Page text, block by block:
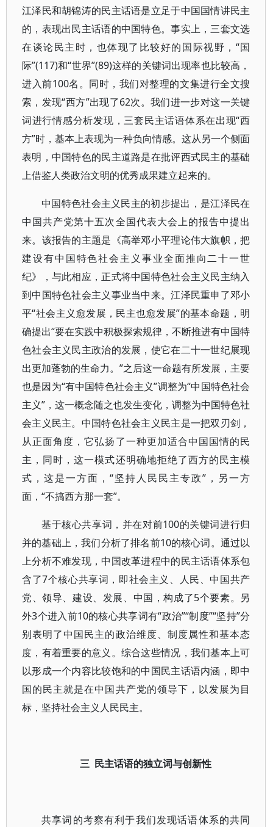
江泽民和胡锦涛的民主话语是立足于中国国情讲民主
的，表现出民主话语的中国特色。事实上，三套文选
在谈论民主时，也体现了比较好的国际视野，“国
际”(117)和“世界”(89)这样的关键词出现率也比较高，
进入前100名。同时，我们对整理的文集进行全文搜
索，发现“西方”出现了62次。我们进一步对这一关键
词进行情感分析发现，三套民主话语体系在出现“西
方”时，基本上表现为一种负向情感。这从另一个侧面
表明，中国特色的民主道路是在批评西式民主的基础
上借鉴人类政治文明的优秀成果建立起来的。
中国特色社会主义民主的初步提出，是江泽民在
中国共产党第十五次全国代表大会上的报告中提出
来。该报告的主题是《高举邓小平理论伟大旗帜，把
建设有中国特色社会主义事业全面推向二十一世
纪》，与此相应，正式将中国特色社会主义民主纳入
到中国特色社会主义事业当中来。江泽民重申了邓小
平“社会主义愈发展，民主也愈发展”的基本命题，明
确提出“要在实践中积极探索规律，不断推进有中国特
色社会主义民主政治的发展，使它在二十一世纪展现
出更加蓬勃的生命力。”之后这一命题有所发展，主要
也是因为“有中国特色社会主义”调整为“中国特色社会
主义”，这一概念随之也发生变化，调整为中国特色社
会主义民主。中国特色社会主义民主是一把双刃剑，
从正面角度，它弘扬了一种更加适合中国国情的民
主，同时，这一模式还明确地拒绝了西方的民主模
式，这是一方面，“坚持人民民主专政”，另一方
面，“不搞西方那一套”。
基于核心共享词，并在对前100的关键词进行归
并的基础上，我们分析了排名前10的核心词。通过以
上分析不难发现，中国改革进程中的民主话语体系包
含了7个核心共享词，即社会主义、人民、中国共产
党、领导、建设、发展、中国，构成了5个要素。另
外3个进入前10的核心共享词有“政治”“制度”“坚持”分
别表明了中国民主的政治维度、制度属性和基本态
度，有着重要的意义。综合这些情况，我们基本上可
以形成一个内容比较饱和的中国民主话语内涵，即中
国的民主就是在中国共产党的领导下，以发展为目
标，坚持社会主义人民民主。
三 民主话语的独立词与创新性
共享词的考察有利于我们发现话语体系的共同